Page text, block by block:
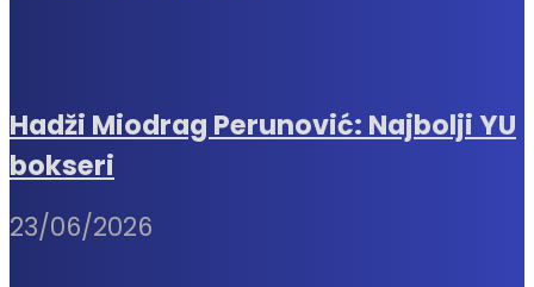
Hadži Miodrag Perunović: Najbolji YU
bokseri
23/06/2026